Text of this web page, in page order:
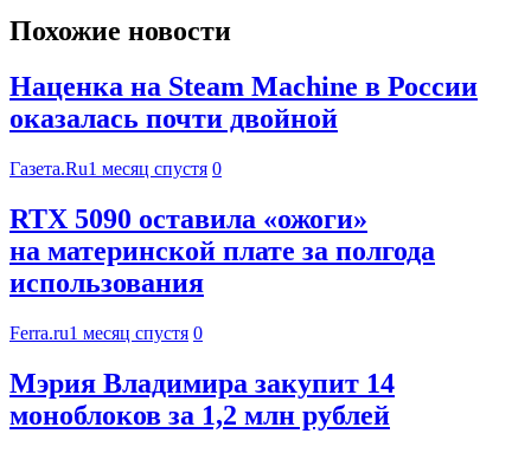
Похожие новости
Наценка на Steam Machine в России
оказалась почти двойной
Газета.Ru1 месяц спустя 0
RTX 5090 оставила «ожоги»
на материнской плате за полгода
использования
Ferra.ru1 месяц спустя 0
Мэрия Владимира закупит 14
моноблоков за 1,2 млн рублей